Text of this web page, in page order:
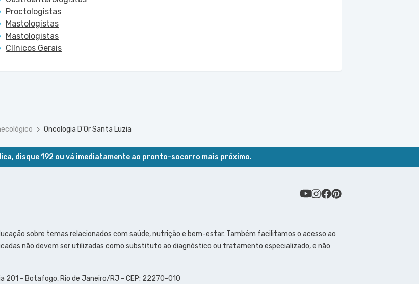
Proctologistas
Mastologistas
Mastologistas
Clínicos Gerais
Oncologia D'Or Santa Luzia
disque 192 ou vá imediatamente ao pronto-socorro mais próximo.
sobre temas relacionados com saúde, nutrição e bem-estar. Também facilitamos o acesso ao
não devem ser utilizadas como substituto ao diagnóstico ou tratamento especializado, e não
201 - Botafogo, Rio de Janeiro/RJ - CEP: 22270-010